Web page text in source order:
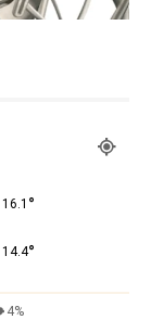
16.1 °
14.4°
4%